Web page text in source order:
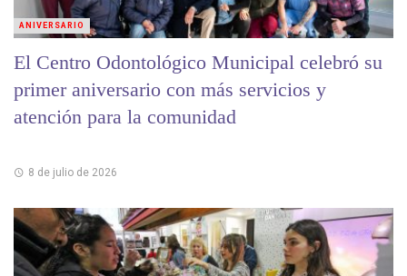
El Centro Odontológico Municipal celebró su
primer aniversario con más servicios y
atención para la comunidad
8 de julio de 2026
ANIVERSARIO